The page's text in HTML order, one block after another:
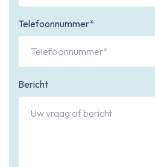
Telefoonnummer*
Bericht